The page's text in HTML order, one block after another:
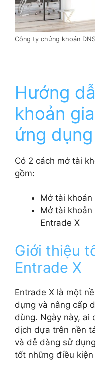
Công ty chứng khoán
Hướng
khoản
ứng
Có 2 cách mở tài
gồm:
Mở tài
Mở tài
Entrade X
Giới thiệu
Entrade X
Entrade X là một
dựng và nâng cấp
dùng. Ngày này, ai
dịch dựa trên nền
và dễ dàng sử
tốt những điều kiện